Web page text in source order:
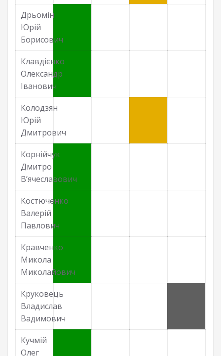
Дрьомін
Юрій
Борисович
Клавдієнко
Олександр
Іванович
Колодзян
Юрій
Дмитрович
Корнійчук
Дмитро
В’ячеславович
Костюченко
Валерій
Павлович
Кравченко
Микола
Миколайович
Круковець
Владислав
Вадимович
Кучмій
Олег